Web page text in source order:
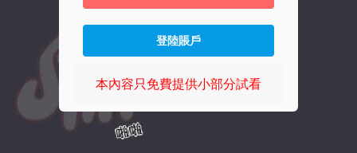
登陸賬戶
本內容只免費提供小部分試看